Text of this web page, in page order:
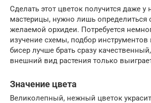
Сделать этот цветок получится даже
мастерицы, нужно лишь определиться
желаемой орхидеи. Потребуется
изучение схемы, подбор
бисер лучше брать сразу
внешний вид растения только
Значение цвета
Великолепный, нежный цветок